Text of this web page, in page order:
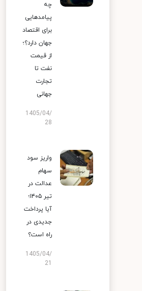
چه
پیامدهایی
برای اقتصاد
جهان دارد؟؛
از قیمت
نفت تا
تجارت
جهانی
1405/04/
28
واریز سود
سهام
عدالت در
تیر ۱۴۰۵؛
آیا پرداخت
جدیدی در
راه است؟
1405/04/